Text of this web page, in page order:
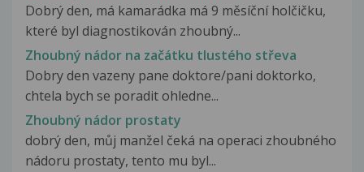
Dobrý den, má kamarádka má 9 měsíční holčičku,
které byl diagnostikován zhoubný...
Zhoubný nádor na začátku tlustého střeva
Dobry den vazeny pane doktore/pani doktorko,
chtela bych se poradit ohledne...
Zhoubný nádor prostaty
dobrý den, můj manžel čeká na operaci zhoubného
nádoru prostaty, tento mu byl...